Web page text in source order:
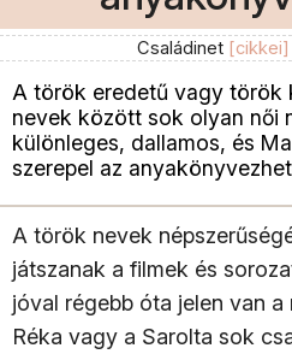
Családinet [cikkei]
A török eredetű vagy török
nevek között sok olyan női
különleges, dallamos, és
szerepel az
A török nevek
játszanak a filmek és
jóval régebb óta jelen van
Réka vagy a Sarolta sok